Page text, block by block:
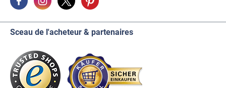
Sceau de l'acheteur & partenaires